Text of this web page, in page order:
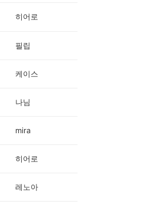
히어로
필립
케이스
나님
mira
히어로
레노아